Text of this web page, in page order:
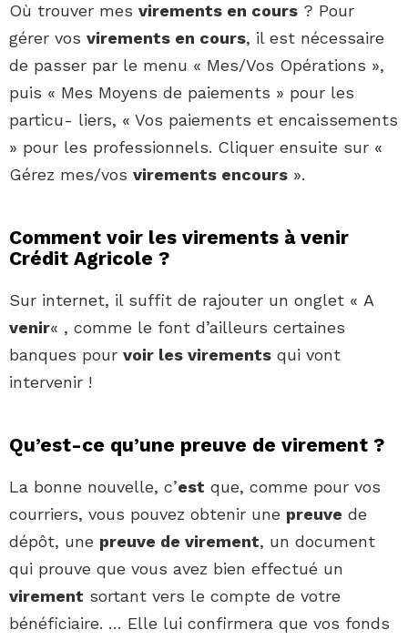
Où trouver mes virements en cours ? Pour
gérer vos virements en cours, il est nécessaire
de passer par le menu « Mes/Vos Opérations »,
puis « Mes Moyens de paiements » pour les
particu- liers, « Vos paiements et encaissements
» pour les professionnels. Cliquer ensuite sur «
Gérez mes/vos virements encours ».
Comment voir les virements à venir
Crédit Agricole ?
Sur internet, il suffit de rajouter un onglet « A
venir« , comme le font d’ailleurs certaines
banques pour voir les virements qui vont
intervenir !
Qu’est-ce qu’une preuve de virement ?
La bonne nouvelle, c’est que, comme pour vos
courriers, vous pouvez obtenir une preuve de
dépôt, une preuve de virement, un document
qui prouve que vous avez bien effectué un
virement sortant vers le compte de votre
bénéficiaire. … Elle lui confirmera que vos fonds